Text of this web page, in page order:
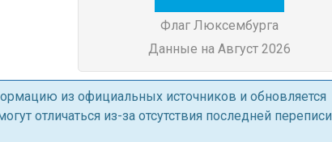
Флаг Люксембурга
Данные на Август 2026
из официальных источников и обновляется
отличаться из-за отсутствия последней переписи